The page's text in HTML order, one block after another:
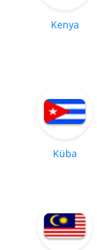
Kenya
Küba